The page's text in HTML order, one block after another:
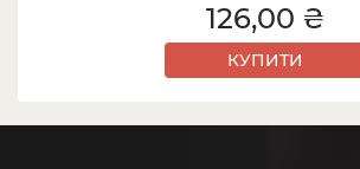
126,00 ₴
КУПИТИ